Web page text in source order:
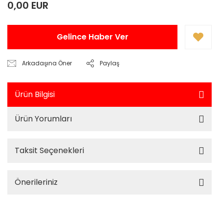
0,00 EUR
Gelince Haber Ver
Arkadaşına Öner Paylaş
Ürün Bilgisi
Ürün Yorumları
Taksit Seçenekleri
Önerileriniz